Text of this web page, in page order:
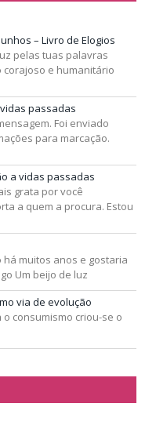
– Livro de Elogios
pelas tuas palavras
corajoso e humanitário
passadas
Foi enviado
para marcação.
a vidas passadas
grata por você
a quem a procura. Estou
há muitos anos e gostaria
Um beijo de luz
via de evolução
consumismo criou-se o